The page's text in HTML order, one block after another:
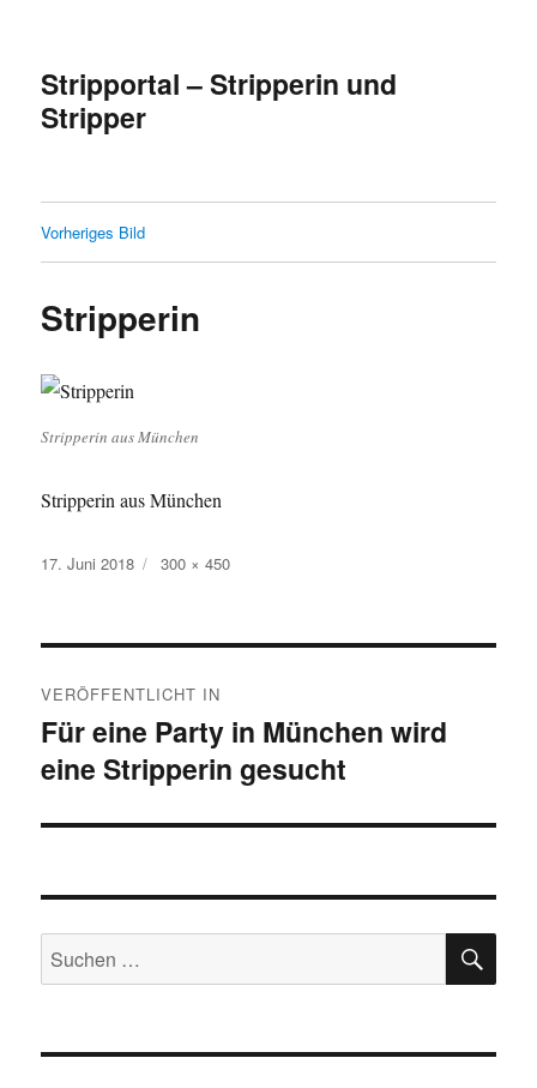
Stripportal – Stripperin und
Stripper
Vorheriges Bild
Stripperin
Stripperin aus München
Stripperin aus München
Veröffentlicht
17. Juni 2018
Volle
300 × 450
VERÖFFENTLICHT IN
Für eine Party in München wird
eine Stripperin gesucht
Suche
nach: